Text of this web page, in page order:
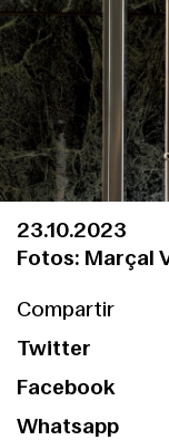
23.10.2023
Fotos: Marçal
Compartir
Twitter
Facebook
Whatsapp